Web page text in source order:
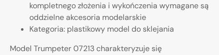
kompletnego złożenia i wykończenia wymagane są
oddzielne akcesoria modelarskie
Kategoria: plastikowy model do sklejania
Model Trumpeter 07213 charakteryzuje się